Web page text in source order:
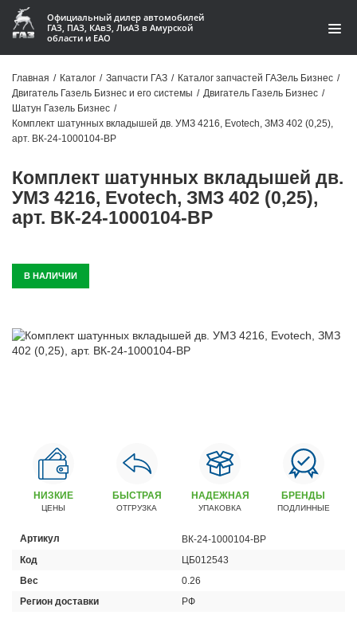
Официальный дилер автомобилей
ГАЗ, ПАЗ, КАвЗ, ЛиАЗ в Амурской
области и ЕАО
Акции
О компании
Контакты
Доставка
Статьи
Сервисный центр
+7 (4162) 22–95–69
График работы: ПН-ПТ с 8.30 до 18.00 (+6 по МСК)
График работы сервис: ПН-СБ с 8.30 до 20.00
Главная / Каталог / Запчасти ГАЗ / Каталог запчастей ГАЗель Бизнес /
Двигатель Газель Бизнес и его системы / Двигатель Газель Бизнес /
Шатун Газель Бизнес /
Комплект шатунных вкладышей дв. УМЗ 4216, Evotech, ЗМЗ 402 (0,25),
арт. ВК-24-1000104-ВР
Комплект шатунных вкладышей дв.
УМЗ 4216, Evotech, ЗМЗ 402 (0,25),
арт. ВК-24-1000104-ВР
В НАЛИЧИИ
НИЗКИЕ
ЦЕНЫ
БЫСТРАЯ
ОТГРУЗКА
НАДЕЖНАЯ
УПАКОВКА
БРЕНДЫ
ПОДЛИННЫЕ
Артикул
ВК-24-1000104-ВР
Код
ЦБ012543
Вес
0.26
Регион доставки
РФ